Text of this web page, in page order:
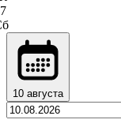
10 августа